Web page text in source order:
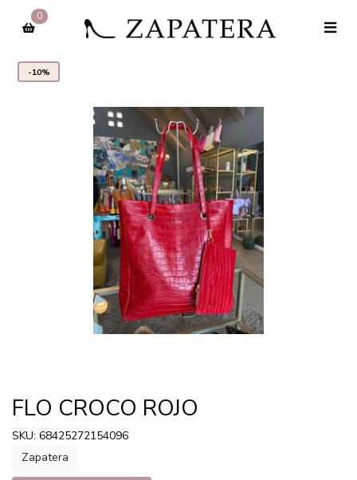
0
-10%
FLO CROCO ROJO
SKU: 68425272154096
Zapatera